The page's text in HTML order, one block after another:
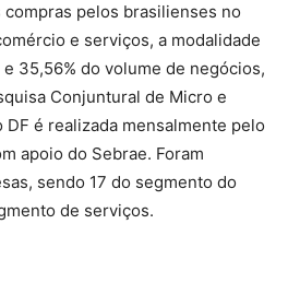
pelos brasilienses no
e serviços, a modalidade
35,56% do volume de negócios,
Conjuntural de Micro e
DF é realizada mensalmente pelo
apoio do Sebrae. Foram
sendo 17 do segmento do
de serviços.